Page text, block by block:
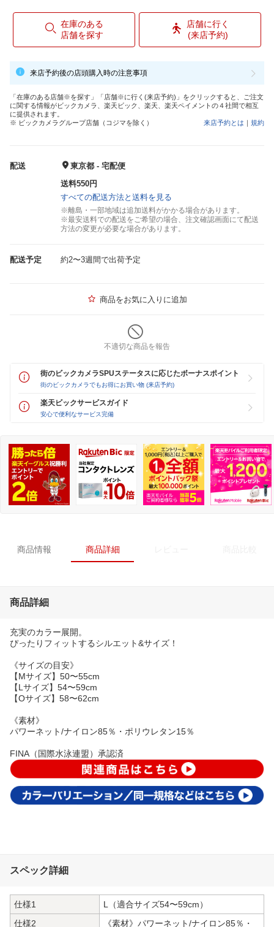
在庫のある
店舗を探す
店舗に行く
(来店予約)
来店予約後の店頭購入時の注意事項
「在庫のある店舗※を探す」「店舗※に行く(来店予約)」をクリックすると、ご注文
に関する情報がビックカメラ、楽天ビック、楽天、楽天ペイメントの４社間で相互
に提供されます。
※ ビックカメラグループ店舗（コジマを除く）
来店予約とは ｜ 規約
配送
東京都 - 宅配便
送料550円
すべての配送方法と送料を見る
※離島・一部地域は追加送料がかかる場合があります。
※最安送料での配送をご希望の場合、注文確認画面にて配送
方法の変更が必要な場合があります。
配送予定 約2〜3週間で出荷予定
商品をお気に入りに追加
不適切な商品を報告
街のビックカメラSPUステータスに応じたボーナスポイント
街のビックカメラでもお得にお買い物 (来店予約)
楽天ビックサービスガイド
安心で便利なサービス完備
商品情報 商品詳細
商品詳細
充実のカラー展開。
ぴったりフィットするシルエット&サイズ！
《サイズの目安》
【Mサイズ】50〜55cm
【Lサイズ】54〜59cm
【Oサイズ】58〜62cm
《素材》
パワーネット/ナイロン85％・ポリウレタン15％
FINA（国際水泳連盟）承認済
スペック詳細
仕様1
L（適合サイズ54〜59cm）
仕様2
《素材》パワーネット/ナイロン85％・